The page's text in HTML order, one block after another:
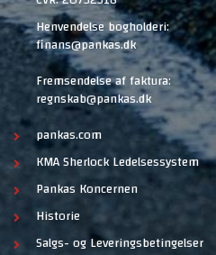
Henvendelse bogholderi:
finans@pankas.dk
Fremsendelse af faktura:
regnskab@pankas.dk
pankas.com
KMA Sherlock Ledelsessystem
Pankas Koncernen
Historie
Salgs- og Leveringsbetingelser